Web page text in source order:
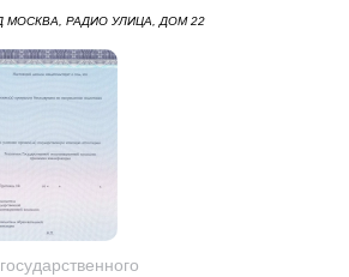
МОСКВА, РАДИО УЛИЦА, ДОМ 22